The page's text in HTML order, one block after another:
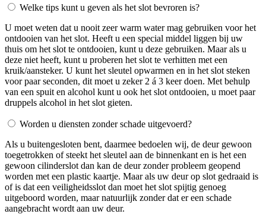
Welke tips kunt u geven als het slot bevroren is?
U moet weten dat u nooit zeer warm water mag gebruiken voor het
ontdooien van het slot. Heeft u een special middel liggen bij uw
thuis om het slot te ontdooien, kunt u deze gebruiken. Maar als u
deze niet heeft, kunt u proberen het slot te verhitten met een
kruik/aansteker. U kunt het sleutel opwarmen en in het slot steken
voor paar seconden, dit moet u zeker 2 á 3 keer doen. Met behulp
van een spuit en alcohol kunt u ook het slot ontdooien, u moet paar
druppels alcohol in het slot gieten.
Worden u diensten zonder schade uitgevoerd?
Als u buitengesloten bent, daarmee bedoelen wij, de deur gewoon
toegetrokken of steekt het sleutel aan de binnenkant en is het een
gewoon cilinderslot dan kan de deur zonder probleem geopend
worden met een plastic kaartje. Maar als uw deur op slot gedraaid is
of is dat een veiligheidsslot dan moet het slot spijtig genoeg
uitgeboord worden, maar natuurlijk zonder dat er een schade
aangebracht wordt aan uw deur.